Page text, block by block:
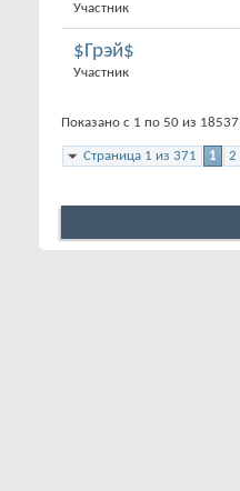
Участник
$Грэй$
Участник
Показано с 1 по 50 из 18537
Страница 1 из 371 1 2